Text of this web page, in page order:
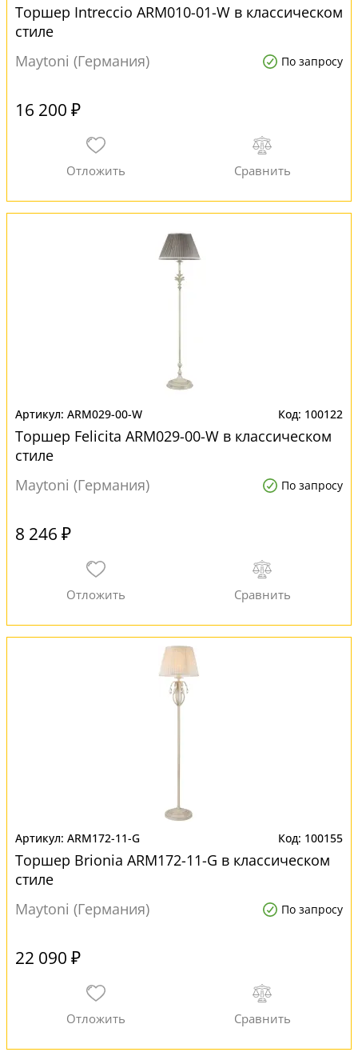
Торшер Intreccio ARM010-01-W в классическом
стиле
Maytoni (Германия)
По запросу
16 200 ₽
ARM029-00-W 100122
Торшер Felicita ARM029-00-W в классическом
стиле
Maytoni (Германия)
По запросу
8 246 ₽
ARM172-11-G 100155
Торшер Brionia ARM172-11-G в классическом
стиле
Maytoni (Германия)
По запросу
22 090 ₽